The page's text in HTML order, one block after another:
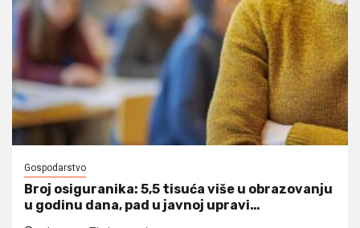
Gospodarstvo
Broj osiguranika: 5,5 tisuća više u obrazovanju
u godinu dana, pad u javnoj upravi…